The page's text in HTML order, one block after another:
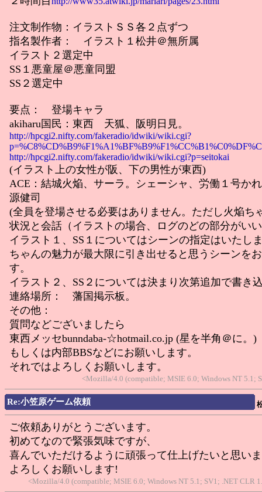
注文制作物：イラストＳＳ各２点ずつ
指名製作者： イラスト１松井＠無所属
イラスト２選定中
SS１悪童屋＠悪童同盟
SS２選定中
要点： 登場キャラ
akiharu国民：東西 天狐、阪明日見。
http://hpcgi2.nifty.com/fakeradio/idwiki/wiki.cgi?
http://hpcgi2.nifty.com/fakeradio/idwiki/wiki.cgi?p=seitokai
(イラスト上の女性が阪、下の男性が東西)
ACE：結城火焔、サーラ。シェーシャ、労働１号か
源健司
(全員を登場させる必要はありません。ただし火焔ち
状況と会話（イラストの場合、ログのどの部分がい
イラスト１、SS１についてはシーンの指定はいたし
ちゃんの魅力が最大限に引き出せると思うシーンを
す。
イラスト２、SS２については決まり次第追加で書き
連絡場所： 藩国掲示板。
その他：
質問などございましたら
東西メッセbunndaba-☆hotmail.co.jp (星を半角＠に。)
もしくは内部BBSなどにお願いします。
それではよろしくお願いします。
<Mozilla/4.0 (compatible; MSIE 6.0; Windows NT 5.1;
Re:小笠原ゲーム依頼
ご依頼ありがとうございます。
初めてなので緊張気味ですが、
喜んでいただけるように頑張って仕上げたいと思い
よろしくお願いします!
<Mozilla/4.0 (compatible; MSIE 6.0; Windows NT 5.1; SV1; .NET CLR